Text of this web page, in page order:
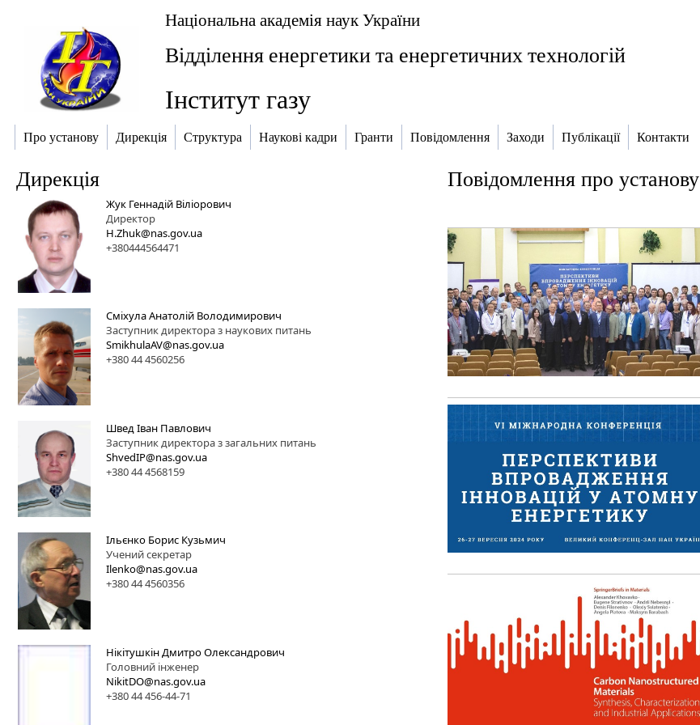
Національна академія наук України
Відділення енергетики та енергетичних технологій
Інститут газу
Про установу Дирекція Структура Наукові кадри Гранти Повідомлення Заходи Публікації Контакти
Дирекція
Жук Геннадій Віліорович
Директор
H.Zhuk@nas.gov.ua
+380444564471
Сміхула Анатолій Володимирович
Заступник директора з наукових питань
SmikhulaAV@nas.gov.ua
+380 44 4560256
Швед Іван Павлович
Заступник директора з загальних питань
ShvedIP@nas.gov.ua
+380 44 4568159
Ільєнко Борис Кузьмич
Учений секретар
Ilenko@nas.gov.ua
+380 44 4560356
Нікітушкін Дмитро Олександрович
Головний інженер
NikitDO@nas.gov.ua
+380 44 456-44-71
Повідомлення про установу